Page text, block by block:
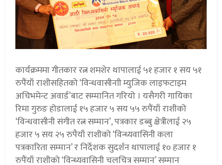
कार्यक्रममा गीतकार रत्न शमशेर थापालाई ५१ हजार १ सय ५१
रुपैंयाँ राशीसहितको ‘विन्धवासीनाी म्युजिक लाइफटाइम
अचिभमेन्ट अवार्ड’बाट सम्मानित गरियो । यसैगरी गायिका
रिमा गुरुङ होडालाई १५ हजार ५ सय ५५ रुपैंयाँ राशीको
‘विन्धवासीनी संगीत रत्न सम्मान’, पत्रकार डब्बु क्षेत्रीलाई २५
हजार ५ सय २५ रुपैयाँ राशीको ‘विन्ध्यवासिनी कला
पत्रकारिता सम्मान’ र निर्देशक सुदर्शन थापालाई १० हजार १
रुपैंयाँ राशीको ‘विन्ध्यवासिनी चलचित्र सम्मान’ सम्मान